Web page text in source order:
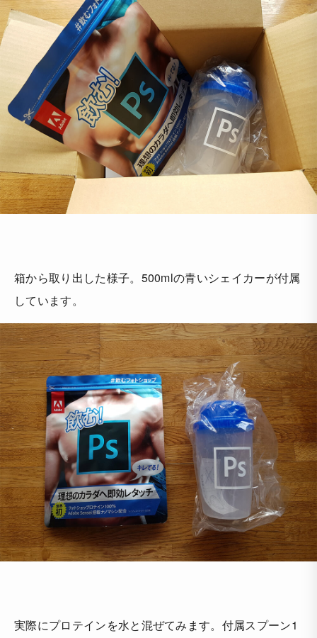
箱から取り出した様子。500mlの青いシェイカーが付属
しています。
実際にプロテインを水と混ぜてみます。付属スプーン1